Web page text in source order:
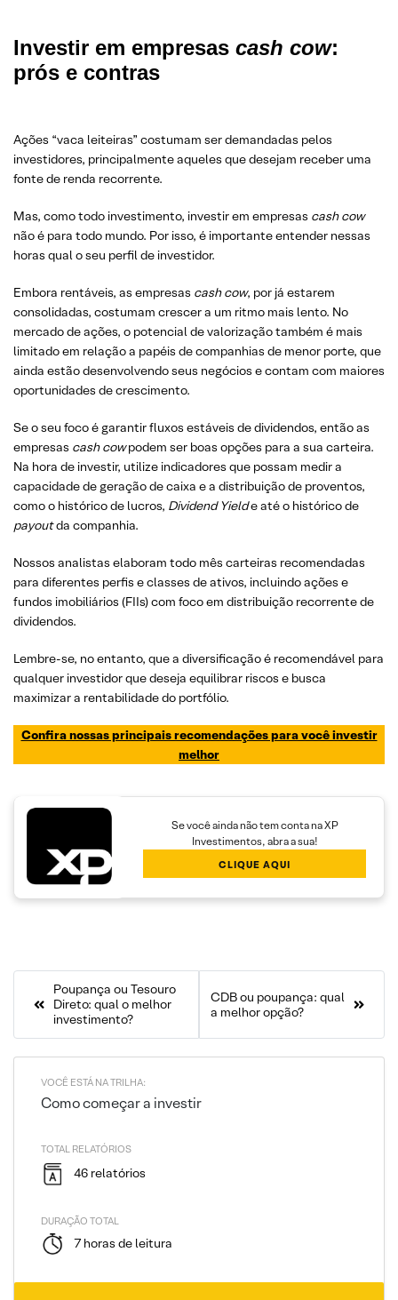
Investir em empresas cash cow:
prós e contras
Ações “vaca leiteiras” costumam ser demandadas pelos
investidores, principalmente aqueles que desejam receber uma
fonte de renda recorrente.
Mas, como todo investimento, investir em empresas cash cow
não é para todo mundo. Por isso, é importante entender nessas
horas qual o seu perfil de investidor.
Embora rentáveis, as empresas cash cow, por já estarem
consolidadas, costumam crescer a um ritmo mais lento. No
mercado de ações, o potencial de valorização também é mais
limitado em relação a papéis de companhias de menor porte, que
ainda estão desenvolvendo seus negócios e contam com maiores
oportunidades de crescimento.
Se o seu foco é garantir fluxos estáveis de dividendos, então as
empresas cash cowpodem ser boas opções para a sua carteira.
Na hora de investir, utilize indicadores que possam medir a
capacidade de geração de caixa e a distribuição de proventos,
como o histórico de lucros, Dividend Yielde até o histórico de
payoutda companhia.
Nossos analistas elaboram todo mês carteiras recomendadas
para diferentes perfis e classes de ativos, incluindo ações e
fundos imobiliários (FIIs) com foco em distribuição recorrente de
dividendos.
Lembre-se, no entanto, que a diversificação é recomendável para
qualquer investidor que deseja equilibrar riscos e busca
maximizar a rentabilidade do portfólio.
Confira nossas principais recomendações para você investir
melhor
Se você ainda não tem conta na XP
Investimentos, abra a sua!
CLIQUE AQUI
Poupança ou Tesouro
Direto: qual o melhor
investimento?
CDB ou poupança: qual
a melhor opção?
VOCÊ ESTÁ NA TRILHA:
Como começar a investir
TOTAL RELATÓRIOS
46 relatórios
DURAÇÃO TOTAL
7 horas de leitura